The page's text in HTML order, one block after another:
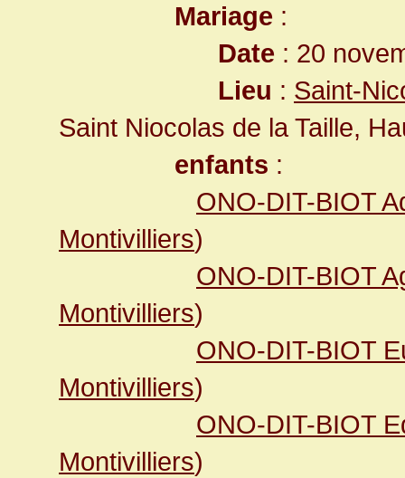
Mariage :
Date : 20
Lieu : Saint-
Saint Niocolas de la Taille,
enfants :
ONO-DIT-BIOT
Montivilliers)
ONO-DIT-BIOT
Montivilliers)
ONO-DIT-BIOT
Montivilliers)
ONO-DIT-BIOT
Montivilliers)